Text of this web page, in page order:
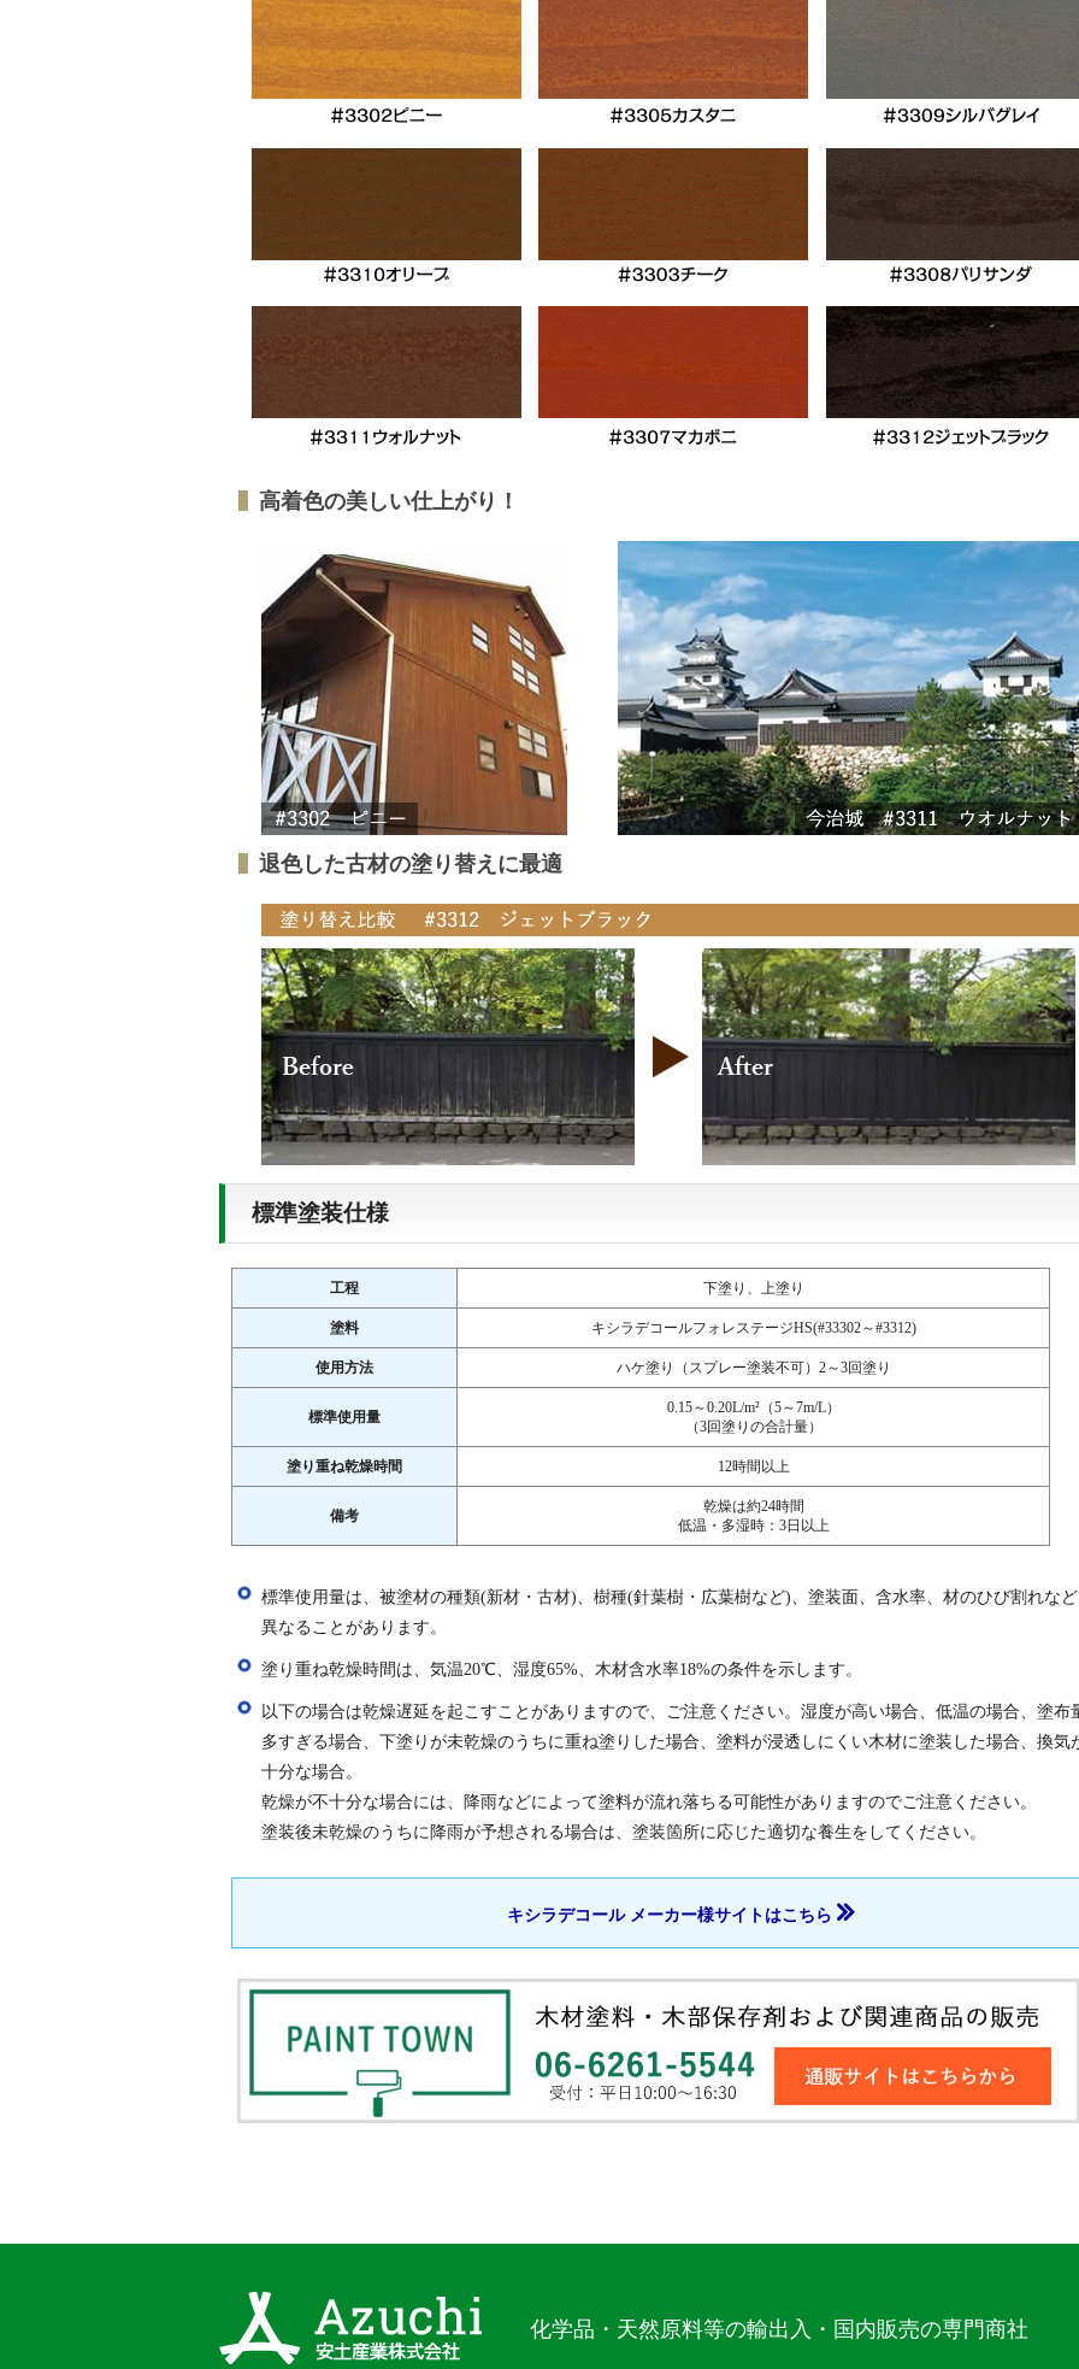
高着色の美しい仕上がり！
退色した古材の塗り替えに最適
標準塗装仕様
工程 下塗り、上塗り
塗料 キシラデコールフォレステージHS(#33302～#3312)
使用方法 ハケ塗り（スプレー塗装不可）2～3回塗り
標準使用量
0.15～0.20L/m²（5～7m/L）
（3回塗りの合計量）
塗り重ね乾燥時間 12時間以上
備考
乾燥は約24時間
低温・多湿時：3日以上
標準使用量は、被塗材の種類(新材・古材)、樹種(針葉樹・広葉樹など)、塗装面、含水率、材のひび割れな
異なることがあります。
塗り重ね乾燥時間は、気温20℃、湿度65%、木材含水率18%の条件を示します。
以下の場合は乾燥遅延を起こすことがありますので、ご注意ください。湿度が高い場合、低温の場合、塗布
多すぎる場合、下塗りが未乾燥のうちに重ね塗りした場合、塗料が浸透しにくい木材に塗装した場合、換気
十分な場合。
乾燥が不十分な場合には、降雨などによって塗料が流れ落ちる可能性がありますのでご注意ください。
塗装後未乾燥のうちに降雨が予想される場合は、塗装箇所に応じた適切な養生をしてください。
キシラデコール メーカー様サイトはこちら
化学品・天然原料等の輸出入・国内販売の専門商社